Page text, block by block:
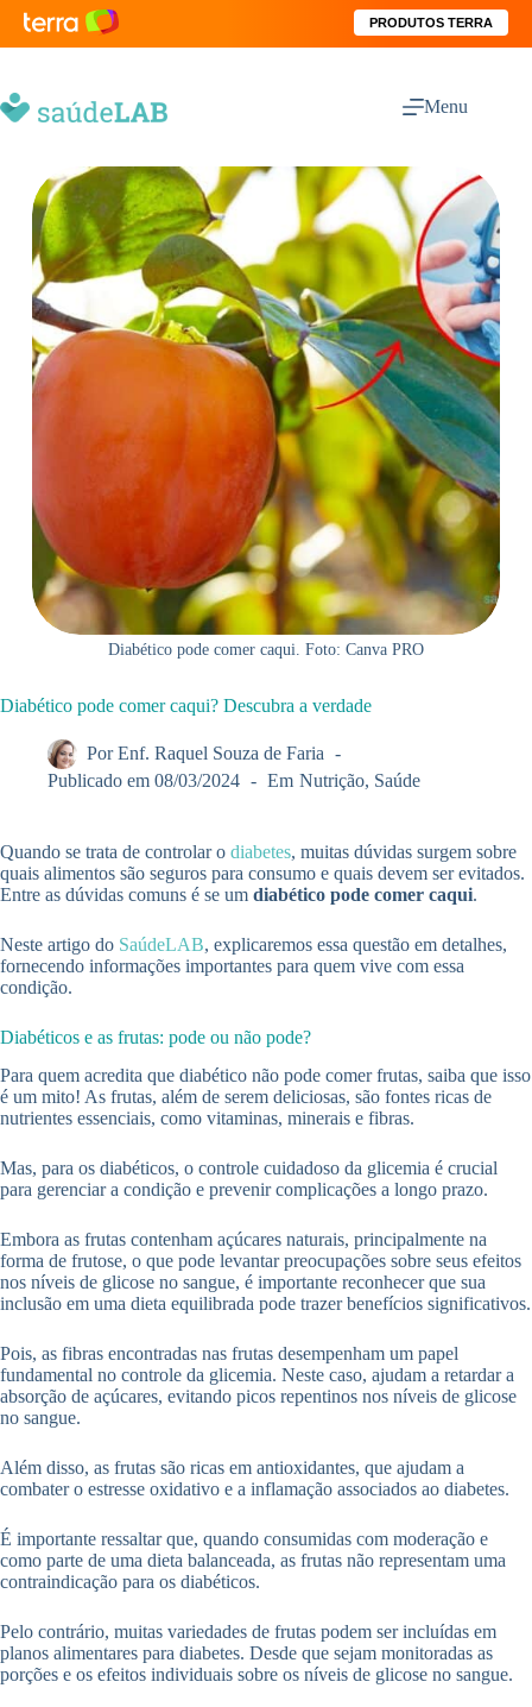
PRODUTOS TERRA
Menu
Diabético pode comer caqui. Foto: Canva PRO
Diabético pode comer caqui? Descubra a verdade
Por Enf. Raquel Souza de Faria
Publicado em 08/03/2024 Em Nutrição, Saúde
Quando se trata de controlar o diabetes, muitas dúvidas surgem sobre
quais alimentos são seguros para consumo e quais devem ser evitados.
Entre as dúvidas comuns é se um diabético pode comer caqui.
Neste artigo do SaúdeLAB, explicaremos essa questão em detalhes,
fornecendo informações importantes para quem vive com essa
condição.
Diabéticos e as frutas: pode ou não pode?
Para quem acredita que diabético não pode comer frutas, saiba que isso
é um mito! As frutas, além de serem deliciosas, são fontes ricas de
nutrientes essenciais, como vitaminas, minerais e fibras.
Mas, para os diabéticos, o controle cuidadoso da glicemia é crucial
para gerenciar a condição e prevenir complicações a longo prazo.
Embora as frutas contenham açúcares naturais, principalmente na
forma de frutose, o que pode levantar preocupações sobre seus efeitos
nos níveis de glicose no sangue, é importante reconhecer que sua
inclusão em uma dieta equilibrada pode trazer benefícios significativos.
Pois, as fibras encontradas nas frutas desempenham um papel
fundamental no controle da glicemia. Neste caso, ajudam a retardar a
absorção de açúcares, evitando picos repentinos nos níveis de glicose
no sangue.
Além disso, as frutas são ricas em antioxidantes, que ajudam a
combater o estresse oxidativo e a inflamação associados ao diabetes.
É importante ressaltar que, quando consumidas com moderação e
como parte de uma dieta balanceada, as frutas não representam uma
contraindicação para os diabéticos.
Pelo contrário, muitas variedades de frutas podem ser incluídas em
planos alimentares para diabetes. Desde que sejam monitoradas as
porções e os efeitos individuais sobre os níveis de glicose no sangue.